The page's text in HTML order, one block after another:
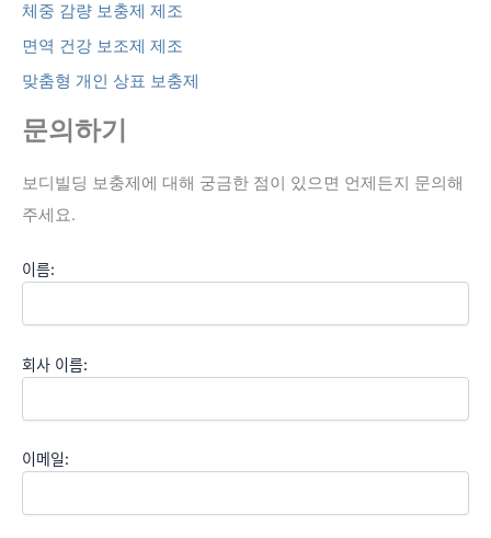
체중 감량 보충제 제조
면역 건강 보조제 제조
맞춤형 개인 상표 보충제
문의하기
보디빌딩 보충제에 대해 궁금한 점이 있으면 언제든지 문의해
주세요.
이름:
회사 이름:
이메일: